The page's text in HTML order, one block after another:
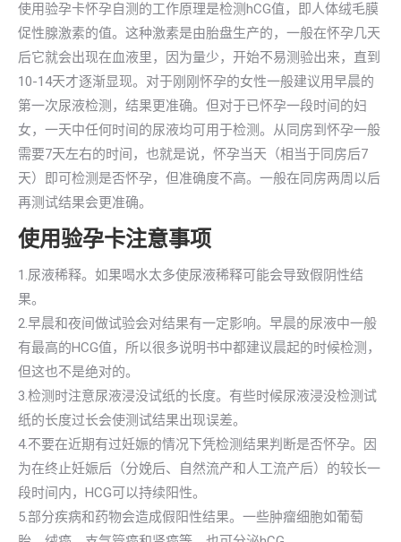
使用验孕卡怀孕自测的工作原理是检测hCG值，即人体绒毛膜
促性腺激素的值。这种激素是由胎盘生产的，一般在怀孕几天
后它就会出现在血液里，因为量少，开始不易测验出来，直到
10-14天才逐渐显现。对于刚刚怀孕的女性一般建议用早晨的
第一次尿液检测，结果更准确。但对于已怀孕一段时间的妇
女，一天中任何时间的尿液均可用于检测。从同房到怀孕一般
需要7天左右的时间，也就是说，怀孕当天（相当于同房后7
天）即可检测是否怀孕，但准确度不高。一般在同房两周以后
再测试结果会更准确。
使用验孕卡注意事项
1.尿液稀释。如果喝水太多使尿液稀释可能会导致假阴性结
果。
2.早晨和夜间做试验会对结果有一定影响。早晨的尿液中一般
有最高的HCG值，所以很多说明书中都建议晨起的时候检测，
但这也不是绝对的。
3.检测时注意尿液浸没试纸的长度。有些时候尿液浸没检测试
纸的长度过长会使测试结果出现误差。
4.不要在近期有过妊娠的情况下凭检测结果判断是否怀孕。因
为在终止妊娠后（分娩后、自然流产和人工流产后）的较长一
段时间内，HCG可以持续阳性。
5.部分疾病和药物会造成假阳性结果。一些肿瘤细胞如葡萄